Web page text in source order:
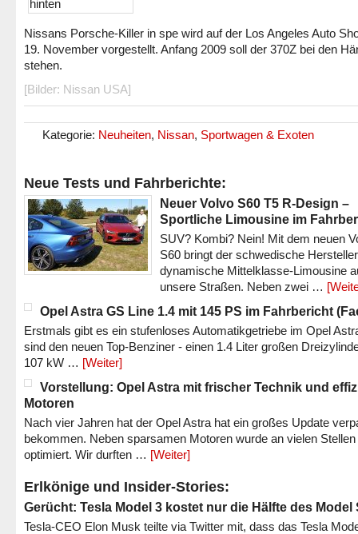
Nissans Porsche-Killer in spe wird auf der Los Angeles Auto
19. November vorgestellt. Anfang 2009 soll der 370Z bei den
stehen.
[Bilder: Nissan USA]
Kategorie: Neuheiten, Nissan, Sportwagen & Exoten
Neue Tests und Fahrberichte:
Neuer Volvo S60 T5 R-Design –
Sportliche Limousine im
SUV? Kombi? Nein! Mit dem neuen
S60 bringt der schwedische
dynamische Mittelklasse-Limousine
unsere Straßen. Neben zwei …
Opel Astra GS Line 1.4 mit 145 PS im Fahrbericht
Erstmals gibt es ein stufenloses Automatikgetriebe im Opel
sind den neuen Top-Benziner - einen 1.4 Liter großen
107 kW … [Weiter]
Vorstellung: Opel Astra mit frischer Technik und
Motoren
Nach vier Jahren hat der Opel Astra hat ein großes Update
bekommen. Neben sparsamen Motoren wurde an vielen Stellen
optimiert. Wir durften … [Weiter]
Erlkönige und Insider-Stories:
Gerücht: Tesla Model 3 kostet nur die Hälfte des Model
Tesla-CEO Elon Musk teilte via Twitter mit, dass das Tesla